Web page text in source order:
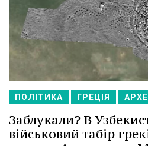
ПОЛІТИКА ГРЕЦІЯ
Заблукали? В
військовий табір